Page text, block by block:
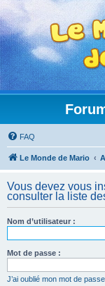
FAQ
Le Monde de Mario
Vous devez vous
consulter la liste
Nom d’utilisateur :
Mot de passe :
J’ai oublié mon mot de passe